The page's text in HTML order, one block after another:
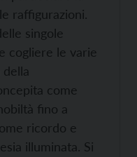
raffigurazioni.
singole
cogliere le varie
come
fino a
ricordo e
illuminata. Si